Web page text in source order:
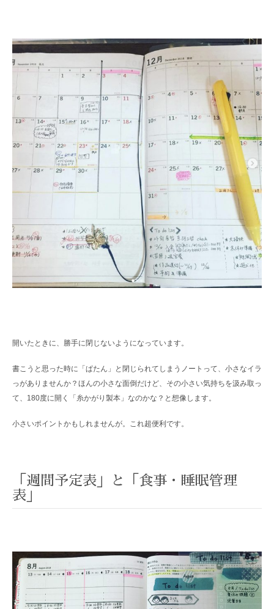
開いたときに、勝手に閉じないようになっています。
書こうと思った時に「ぱたん」と閉じられてしまうノートって、小さなイラ
っがありませんか？ほんの小さな面倒だけど、その小さい気持ちを汲み取っ
て、180度に開く「糸かがり製本」なのかな？と想像します。
小さいポイントかもしれませんが。これ超便利です。
「週間予定表」と「食事・睡眠管理
表」